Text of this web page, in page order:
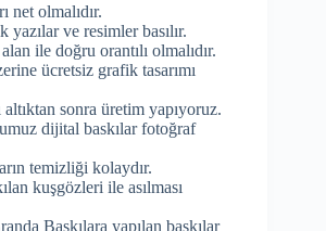
net olmalıdır.
yazılar ve resimler basılır.
ile doğru orantılı olmalıdır.
ücretsiz grafik tasarımı
altıktan sonra üretim yapıyoruz.
dijital baskılar fotoğraf
temizliği kolaydır.
kuşgözleri ile asılması
Baskılara yapılan baskılar